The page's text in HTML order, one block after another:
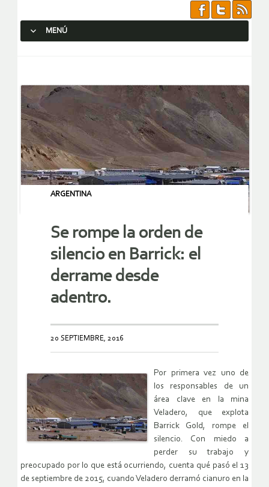
MENÚ
ARGENTINA
Se rompe la orden de
silencio en Barrick: el
derrame desde
adentro.
20 SEPTIEMBRE, 2016
Por primera vez uno de
los responsables de un
área clave en la mina
Veladero, que explota
Barrick Gold, rompe el
silencio. Con miedo a
perder su trabajo y
preocupado por lo que está ocurriendo, cuenta qué pasó el 13
de septiembre de 2015, cuando Veladero derramó cianuro en la